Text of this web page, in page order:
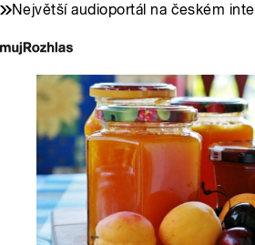
Největší audioportál na českém